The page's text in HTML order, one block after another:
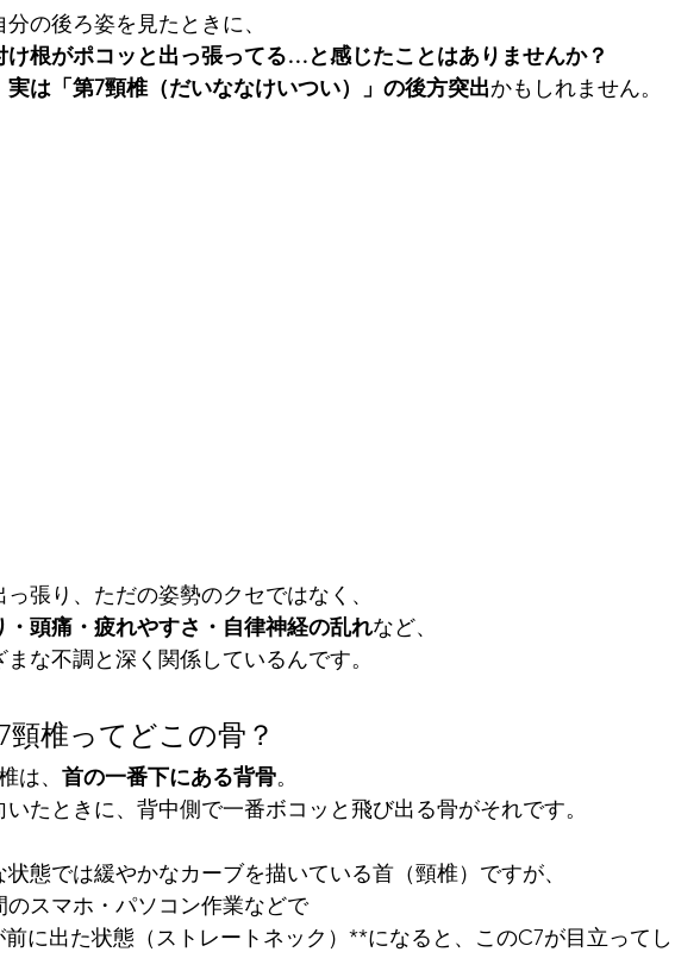
分の後ろ姿を見たときに、
け根がポコッと出っ張ってる…と感じたことはありませんか？
実は「第7頸椎（だいななけいつい）」の後方突出かもしれません。
っ張り、ただの姿勢のクセではなく、
・頭痛・疲れやすさ・自律神経の乱れなど、
まな不調と深く関係しているんです。
頸椎ってどこの骨？
は、 首の一番下にある背骨。
いたときに、背中側で一番ボコッと飛び出る骨がそれです。
状態では緩やかなカーブを描いている首（頸椎）ですが、
のスマホ・パソコン作業などで
に出た状態（ストレートネック）**になると、このC7が目立ってし